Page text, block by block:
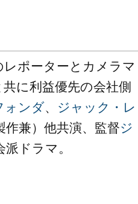
ポーターとカメラマ
に利益優先の会社側
ォンダ、 ジャック・レ
作兼）他共演、監督ジ
ドラマ。